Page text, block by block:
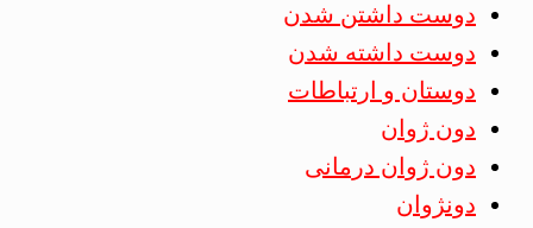
دوست داشتن شدن
دوست داشته شدن
دوستان و ارتباطات
دون ژوان
دون ژوان درمانی
دونژوان